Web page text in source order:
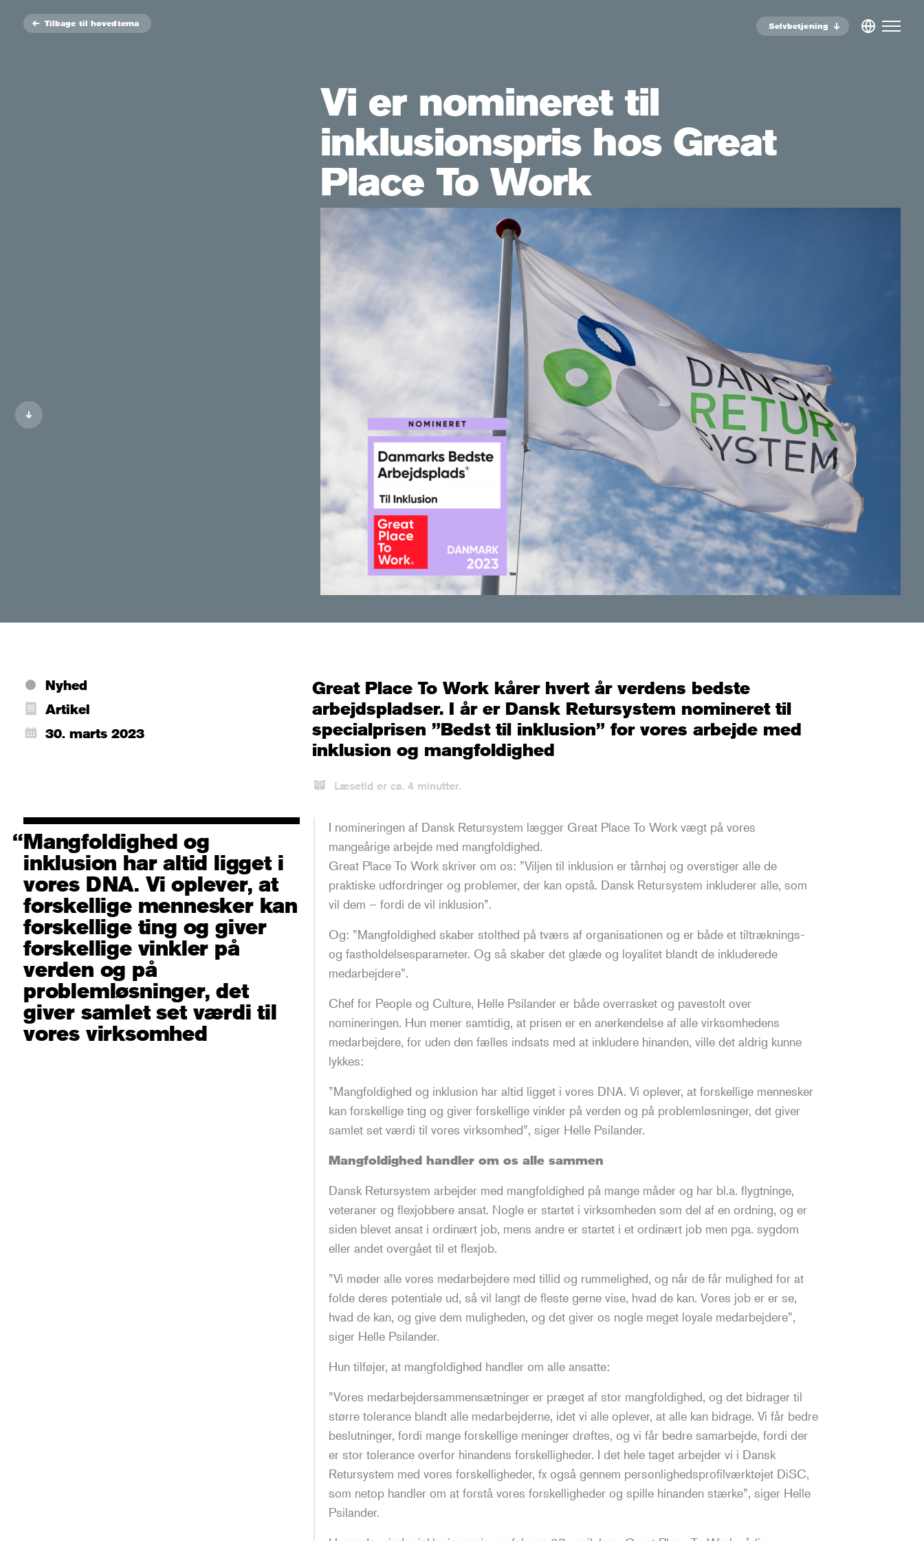
Tilbage til hovedtema Selvbetjening
Vi er nomineret til
inklusionspris hos Great
Place To Work
Nyhed
Artikel
30. marts 2023
Great Place To Work kårer hvert år verdens bedste
arbejdspladser. I år er Dansk Retursystem nomineret til
specialprisen ”Bedst til inklusion” for vores arbejde med
inklusion og mangfoldighed
Læsetid er ca. 4 minutter.
Mangfoldighed og
inklusion har altid ligget i
vores DNA. Vi oplever, at
forskellige mennesker kan
forskellige ting og giver
forskellige vinkler på
verden og på
problemløsninger, det
giver samlet set værdi til
vores virksomhed
I nomineringen af Dansk Retursystem lægger Great Place To Work vægt på vores
mangeårige arbejde med mangfoldighed.
Great Place To Work skriver om os: ”Viljen til inklusion er tårnhøj og overstiger alle de
praktiske udfordringer og problemer, der kan opstå. Dansk Retursystem inkluderer alle, som
vil dem – fordi de vil inklusion”.
Og: ”Mangfoldighed skaber stolthed på tværs af organisationen og er både et tiltræknings-
og fastholdelsesparameter. Og så skaber det glæde og loyalitet blandt de inkluderede
medarbejdere”.
Chef for People og Culture, Helle Psilander er både overrasket og pavestolt over
nomineringen. Hun mener samtidig, at prisen er en anerkendelse af alle virksomhedens
medarbejdere, for uden den fælles indsats med at inkludere hinanden, ville det aldrig kunne
lykkes:
”Mangfoldighed og inklusion har altid ligget i vores DNA. Vi oplever, at forskellige mennesker
kan forskellige ting og giver forskellige vinkler på verden og på problemløsninger, det giver
samlet set værdi til vores virksomhed”, siger Helle Psilander.
Mangfoldighed handler om os alle sammen
Dansk Retursystem arbejder med mangfoldighed på mange måder og har bl.a. flygtninge,
veteraner og flexjobbere ansat. Nogle er startet i virksomheden som del af en ordning, og er
siden blevet ansat i ordinært job, mens andre er startet i et ordinært job men pga. sygdom
eller andet overgået til et flexjob.
”Vi møder alle vores medarbejdere med tillid og rummelighed, og når de får mulighed for at
folde deres potentiale ud, så vil langt de fleste gerne vise, hvad de kan. Vores job er er se,
hvad de kan, og give dem muligheden, og det giver os nogle meget loyale medarbejdere”,
siger Helle Psilander.
Hun tilføjer, at mangfoldighed handler om alle ansatte:
”Vores medarbejdersammensætninger er præget af stor mangfoldighed, og det bidrager til
større tolerance blandt alle medarbejderne, idet vi alle oplever, at alle kan bidrage. Vi får bedre
beslutninger, fordi mange forskellige meninger drøftes, og vi får bedre samarbejde, fordi der
er stor tolerance overfor hinandens forskelligheder. I det hele taget arbejder vi i Dansk
Retursystem med vores forskelligheder, fx også gennem personlighedsprofilværktøjet DiSC,
som netop handler om at forstå vores forskelligheder og spille hinanden stærke”, siger Helle
Psilander.
I Dansk Retursystem er det vigtigt, at alle medarbejdere er
glade for at gå på arbejde. I 2021 blev Dansk Retursystem
Great Place to Work. I 2022 blev vi gencertificerede.
Certificeringen har stor værdi for os som arbejdsplads.